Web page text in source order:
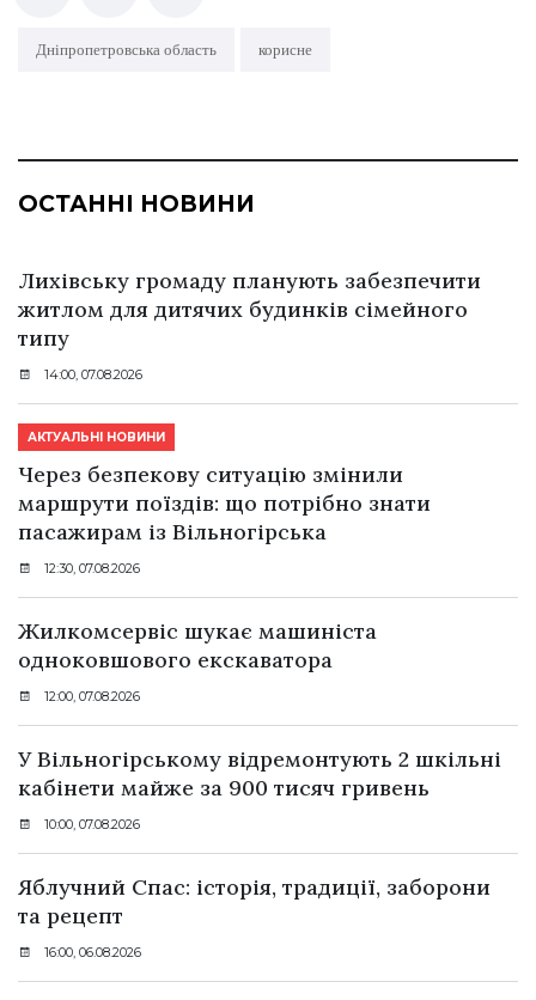
Дніпропетровська область корисне
ОСТАННІ НОВИНИ
Лихівську громаду планують забезпечити
житлом для дитячих будинків сімейного
типу
14:00, 07.08.2026
АКТУАЛЬНІ НОВИНИ
Через безпекову ситуацію змінили
маршрути поїздів: що потрібно знати
пасажирам із Вільногірська
12:30, 07.08.2026
Жилкомсервіс шукає машиніста
одноковшового екскаватора
12:00, 07.08.2026
У Вільногірському відремонтують 2 шкільні
кабінети майже за 900 тисяч гривень
10:00, 07.08.2026
Яблучний Спас: історія, традиції, заборони
та рецепт
16:00, 06.08.2026